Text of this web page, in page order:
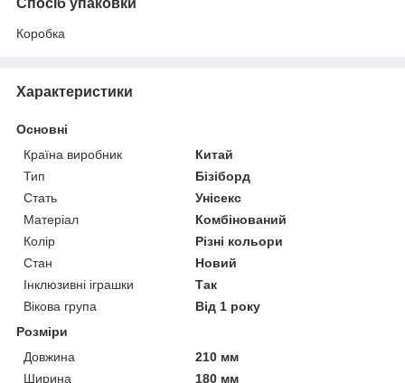
Спосіб упаковки
Коробка
Характеристики
Основні
Країна виробник
Китай
Тип
Бізіборд
Стать
Унісекс
Матеріал
Комбінований
Колір
Різні кольори
Стан
Новий
Інклюзивні іграшки
Так
Вікова група
Від 1 року
Розміри
Довжина
210 мм
Ширина
180 мм